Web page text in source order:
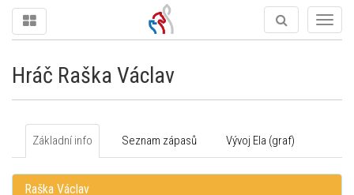
Hráč Raška Václav
Základní info Seznam zápasů Vývoj Ela (graf)
Raška Václav